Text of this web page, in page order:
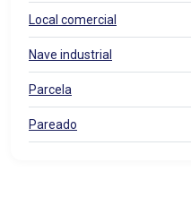
Local comercial
Nave industrial
Parcela
Pareado